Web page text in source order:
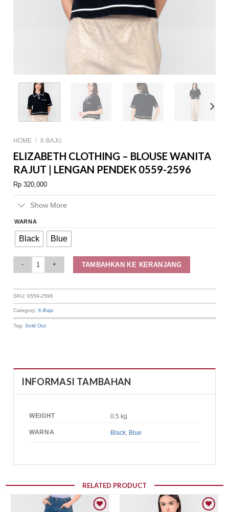
HOME / X-BAJU
ELIZABETH CLOTHING – BLOUSE WANITA
RAJUT | LENGAN PENDEK 0559-2596
Rp 320,000
Show More
WARNA
Black Blue
TAMBAHKAN KE KERANJANG
SKU:0559-2596
Category:X-Baju
Tag:Sold Out
INFORMASI TAMBAHAN
WEIGHT 0.5 kg
WARNA Black Blue
RELATED PRODUCT